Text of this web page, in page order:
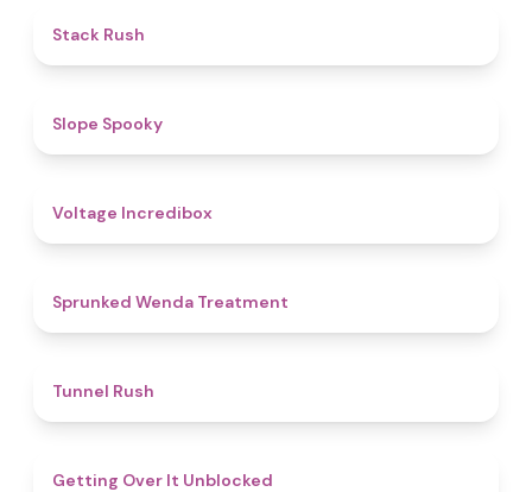
Stack Rush
Slope Spooky
Voltage Incredibox
Sprunked Wenda Treatment
Tunnel Rush
Getting Over It Unblocked